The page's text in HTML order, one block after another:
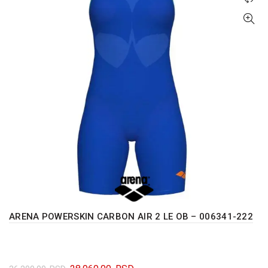
mogu
biti
izabrane
na
stranici
proizvoda.
ARENA POWERSKIN CARBON AIR 2 LE OB – 006341-222